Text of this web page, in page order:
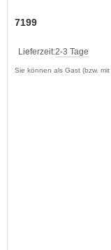
7199
Lieferzeit:2-3 Tage
Sie können als Gast (bzw.